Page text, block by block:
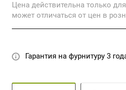
Цена действительна только
может отличаться от цен в
Гарантия на фурнитуру 3